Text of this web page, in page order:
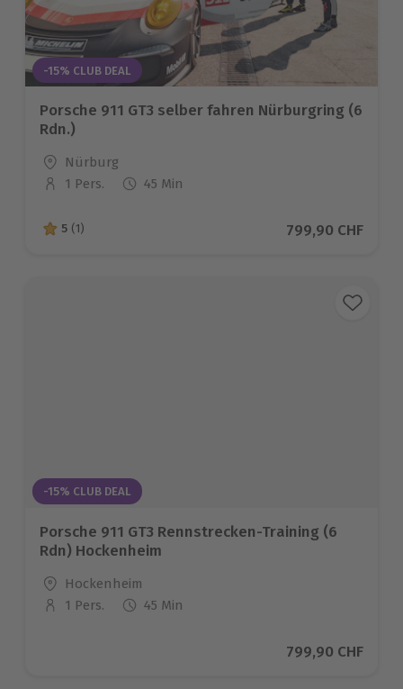
-15% CLUB DEAL
Porsche 911 GT3 selber fahren Nürburgring (6
Rdn.)
Standort
Nürburg
Anzahl der Teilnehmer
1 Pers. 45 Min
5 von 5 Sternen basierend auf 1 Bewertungen
5 (1) Aktueller Preis
799,90 CHF
-15% CLUB DEAL
Porsche 911 GT3 Rennstrecken-Training (6
Rdn) Hockenheim
Standort
Hockenheim
Anzahl der Teilnehmer
1 Pers. 45 Min
Aktueller Preis
799,90 CHF